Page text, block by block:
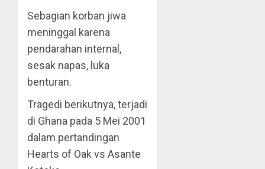
Sebagian korban jiwa
meninggal karena
pendarahan internal,
sesak napas, luka
benturan.
Tragedi berikutnya, terjadi
di Ghana pada 5 Mei 2001
dalam pertandingan
Hearts of Oak vs Asante